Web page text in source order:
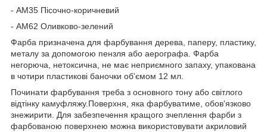
- АМ35 Пісочно-коричневий
- АМ62 Оливково-зелений
Фарба призначена для фарбування дерева, паперу, пластику,
металу за допомогою пензля або аерографа. Фарба
негорюча, нетоксична, не має неприємного запаху, упакована
в чотири пластикові баночки об'ємом 12 мл.
Починати фарбування треба з основного тону або світлого
відтінку камуфляжу.Поверхня, яка фарбуватиме, обов'язково
знежирити. Для забезпечення кращого зчеплення фарби з
фарбованою поверхнею можна використовувати акриловий